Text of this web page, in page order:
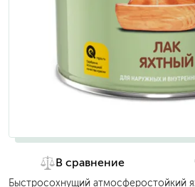
В сравнение
Быстросохнущий атмосферостойкий